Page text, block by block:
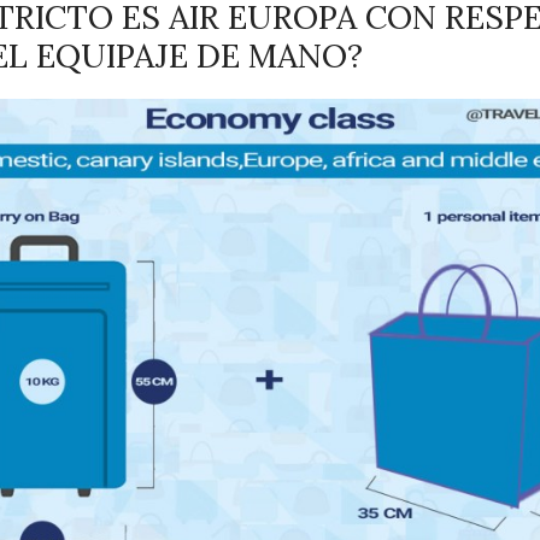
ES AIR EUROPA CON
EQUIPAJE DE MANO?